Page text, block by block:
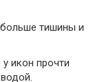
тишины и
икон прочти